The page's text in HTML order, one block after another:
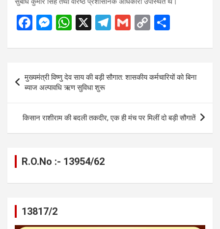
F
ce
b
o
o
k
M
se
n
g
er
W
at
A
p
p
X
T
e
gr
a
m
G
ail
C
py
Li
n
k
ar
e
navigation
मुख्यमंत्री विष्णु देव साय की बड़ी सौगात: शासकीय कर्मचारियों को बिना
ब्याज अल्पावधि ऋण सुविधा शुरू
किसान राशीराम की बदली तकदीर, एक ही मंच पर मिलीं दो बड़ी सौगातें
R.O.No :- 13954/62
13817/2